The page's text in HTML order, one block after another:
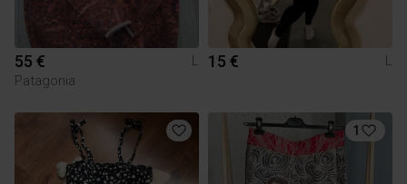
55 €
L
Patagonia
15 € L
1